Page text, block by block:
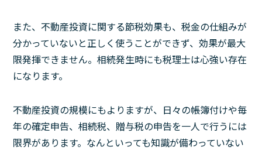
また、不動産投資に関する節税効果も、税金の仕組みが
分かっていないと正しく使うことができず、効果が最大
限発揮できません。相続発生時にも税理士は心強い存在
になります。
不動産投資の規模にもよりますが、日々の帳簿付けや毎
年の確定申告、相続税、贈与税の申告を一人で行うには
限界があります。なんといっても知識が備わっていない